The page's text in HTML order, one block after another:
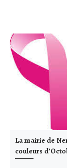
La mairie de
couleurs